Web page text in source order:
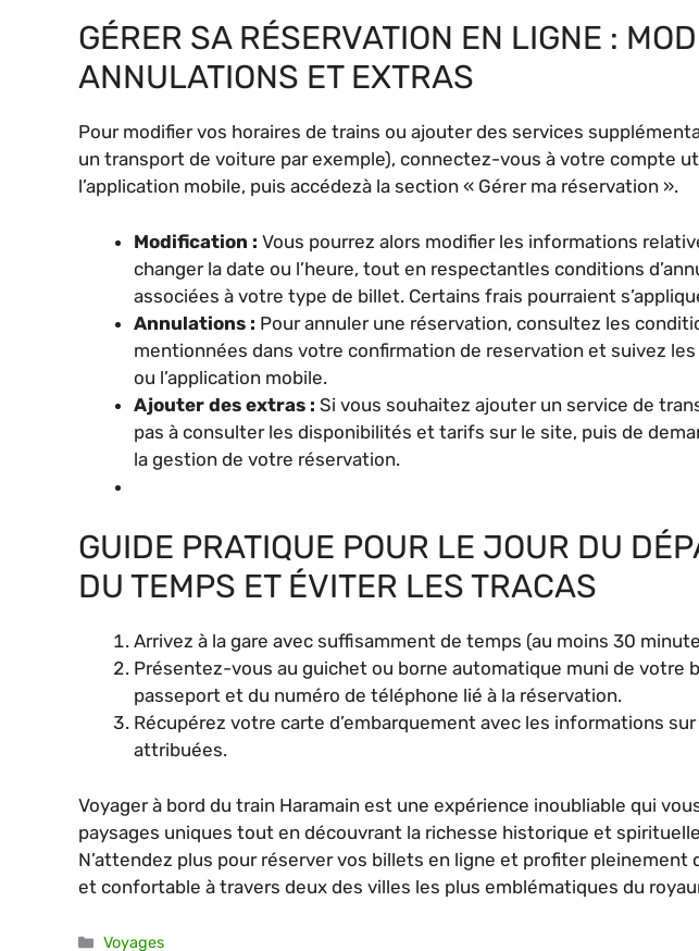
GÉRER SA RÉSERVATION EN LIGNE :
ANNULATIONS ET EXTRAS
Pour modifier vos horaires de trains ou ajouter des services
un transport de voiture par exemple), connectez-vous à votre compte
l’application mobile, puis accédezà la section « Gérer ma réservation ».
Modification : Vous pourrez alors modifier les informations
changer la date ou l’heure, tout en respectantles conditions
associées à votre type de billet. Certains frais pourraient
Annulations : Pour annuler une réservation, consultez les
mentionnées dans votre confirmation de reservation et suivez
ou l’application mobile.
Ajouter des extras : Si vous souhaitez ajouter un service de
pas à consulter les disponibilités et tarifs sur le site, puis de
la gestion de votre réservation.
GUIDE PRATIQUE POUR LE JOUR DU
DU TEMPS ET ÉVITER LES TRACAS
Arrivez à la gare avec suffisamment de temps (au moins 30
Présentez-vous au guichet ou borne automatique muni de votre
passeport et du numéro de téléphone lié à la réservation.
Récupérez votre carte d’embarquement avec les informations
attribuées.
Voyager à bord du train Haramain est une expérience inoubliable qui
paysages uniques tout en découvrant la richesse historique et spirituelle
N’attendez plus pour réserver vos billets en ligne et profiter
et confortable à travers deux des villes les plus emblématiques du
Catégories
Voyages